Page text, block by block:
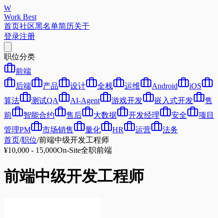
W
Work Best
首页社区黑名单简历关于
登录注册
职位分类
前端
后端
产品 设计 全栈 运维 Android
iOS
算法
测试QA AI-Agent 游戏开发 嵌入式开发
售
前
智能合约 售后 大数据 开发经理 安全
项目
管理PM
市场销售 量化 HR 运营
法务
首页/职位/前端中级开发工程师
¥10,000 - 15,000On-Site全职前端
前端中级开发工程师